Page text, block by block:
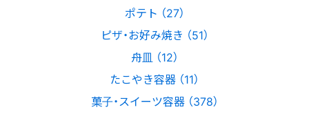
ポテト （27）
ピザ・お好み焼き （51）
舟皿 （12）
たこやき容器 （11）
菓子・スイーツ容器 （378）